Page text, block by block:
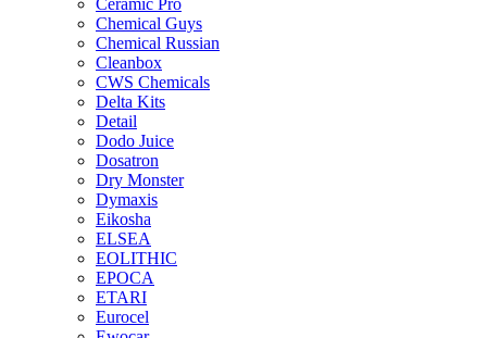
Chemical Guys
Chemical Russian
Cleanbox
CWS Chemicals
Delta Kits
Detail
Dodo Juice
Dosatron
Dry Monster
Dymaxis
Eikosha
ELSEA
EOLITHIC
EPOCA
ETARI
Eurocel